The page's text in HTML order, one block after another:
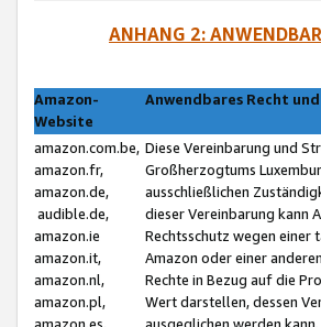
ANHANG 2:
Amazon-
Website
Anwendbares Recht
amazon.com.be,
amazon.fr,
amazon.de,
audible.de,
amazon.ie
amazon.it,
amazon.nl,
amazon.pl,
Diese Vereinbarung und
Großherzogtums
ausschließlichen
dieser Vereinbarung kann
Rechtsschutz wegen
Amazon oder einer
Rechte in Bezug auf die
Wert darstellen, dessen